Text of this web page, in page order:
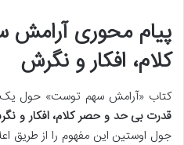
پیام محوری
کلام، افکار و نگرش
کتاب «آرامش سهم توست» حول یک
قدرت بی حد و حصر کلام، افکار و